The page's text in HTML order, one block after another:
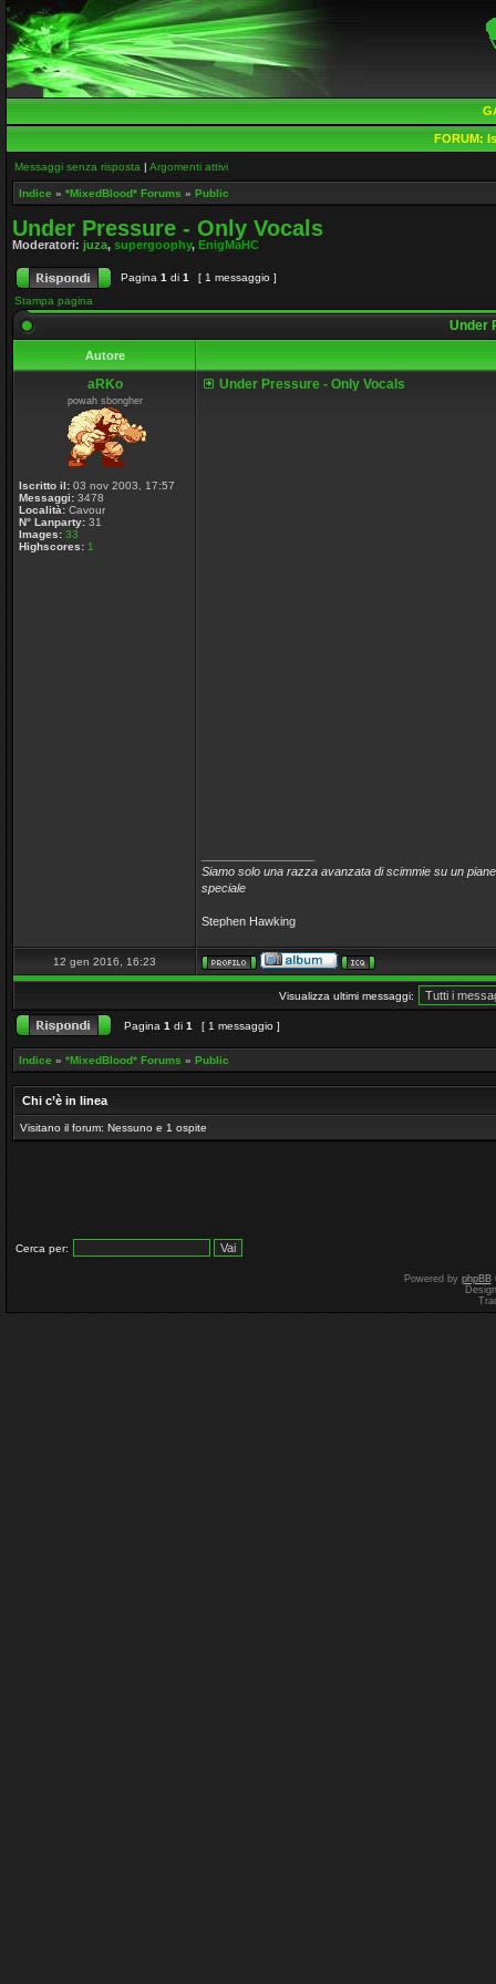
FORUM:
Messaggi senza risposta | Argomenti attivi
Indice » *MixedBlood* Forums » Public
Under Pressure - Only Vocals
Moderatori: juza, supergoophy, EnigMaHC
Pagina 1 di 1
[ 1 messaggio ]
Stampa pagina
Under
Autore
aRKo
powah sbongher
Iscritto il: 03 nov 2003, 17:57
Messaggi: 3478
Località: Cavour
N° Lanparty: 31
Images: 33
Highscores: 1
Under Pressure - Only Vocals
Siamo solo una razza avanzata di scimmie su un
speciale
Stephen Hawking
12 gen 2016, 16:23
Visualizza ultimi messaggi:
Pagina 1 di 1 [ 1 messaggio ]
Indice » *MixedBlood* Forums » Public
Chi c’è in linea
Visitano il forum: Nessuno e 1 ospite
Cerca per:
Powered by phpBB